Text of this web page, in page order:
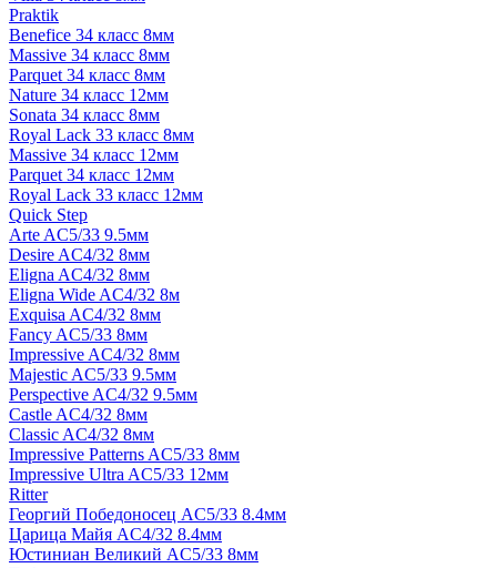
Praktik
Benefice 34 класс 8мм
Massive 34 класс 8мм
Parquet 34 класс 8мм
Nature 34 класс 12мм
Sonata 34 класс 8мм
Royal Lack 33 класс 8мм
Massive 34 класс 12мм
Parquet 34 класс 12мм
Royal Lack 33 класс 12мм
Quick Step
Arte AC5/33 9.5мм
Desire AC4/32 8мм
Eligna AC4/32 8мм
Eligna Wide AC4/32 8м
Exquisa AC4/32 8мм
Fancy AC5/33 8мм
Impressive AC4/32 8мм
Majestic AC5/33 9.5мм
Perspective AC4/32 9.5мм
Castle AC4/32 8мм
Classic AC4/32 8мм
Impressive Patterns AC5/33 8мм
Impressive Ultra AC5/33 12мм
Ritter
Георгий Победоносец AC5/33 8.4мм
Царица Майя AC4/32 8.4мм
Юстиниан Великий AC5/33 8мм